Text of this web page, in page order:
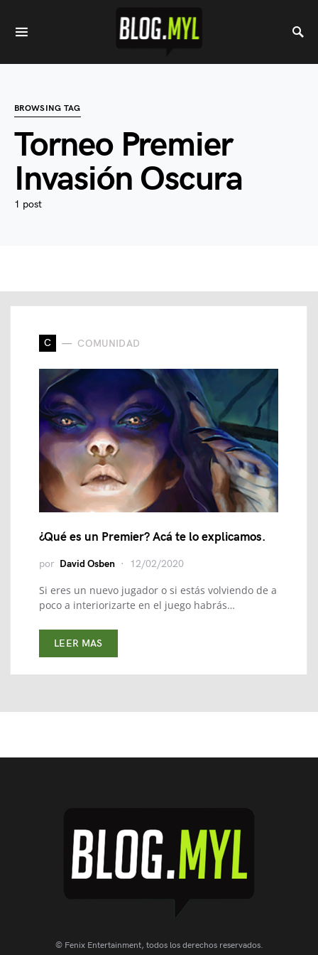
BROWSING TAG
Torneo Premier
Invasión Oscura
1 post
C COMUNIDAD
¿Qué es un Premier? Acá te lo explicamos.
por David Osben 12/02/2020
Si eres un nuevo jugador o si estás volviendo de a
poco a interiorizarte en el juego habrás…
LEER MAS
© Fenix Entertainment, todos los derechos reservados.